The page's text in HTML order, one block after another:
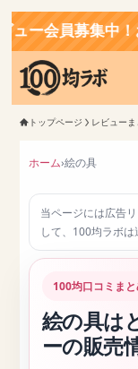
い物しよう！
トップページ レビューま
ホーム›絵の具
当ページには広告
して、100均ラボは
100均口コミま
絵の具は
ーの販売